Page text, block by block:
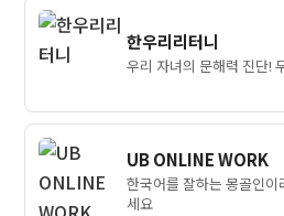
한우리리터니
우리 자녀의 문해력 진단!
UB ONLINE WORK
한국어를 잘하는 몽골인
세요